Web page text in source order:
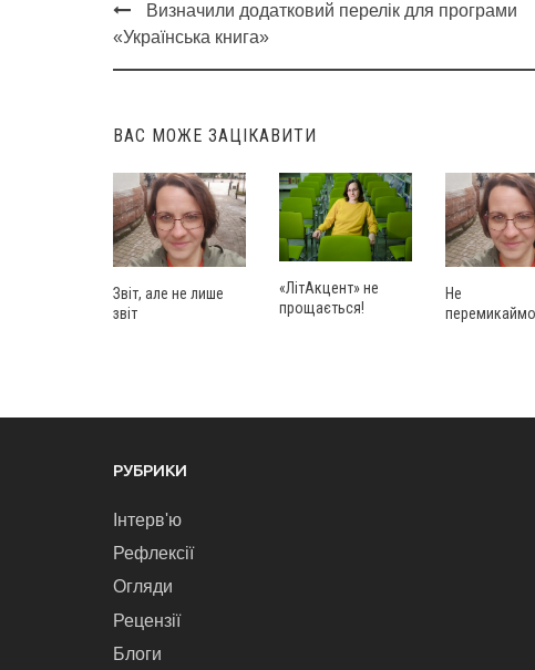
Post
navigation
Визначили додатковий перелік для програми
«Українська книга»
ВАС МОЖЕ ЗАЦІКАВИТИ
Звіт, але не лише
звіт
«ЛітАкцент» не
прощається!
Не
РУБРИКИ
Інтерв'ю
Рефлексії
Огляди
Рецензії
Блоги